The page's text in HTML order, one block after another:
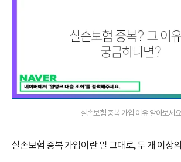
실손보험 중복 가입 이유 알아보세
실손보험 중복 가입이란 말 그대로, 두 개 이상